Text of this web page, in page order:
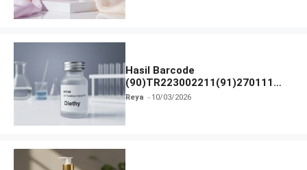
Hasil Barcode
(90)TR223002211(91)270111
dan Izin BPOM
Reya 10/03/2026